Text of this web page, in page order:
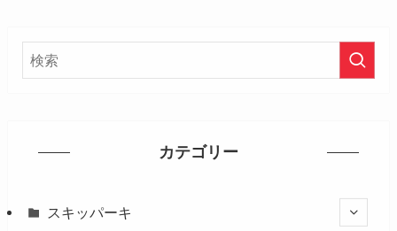
カテゴリー
スキッパーキ